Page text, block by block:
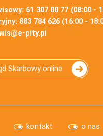
61 307 00 77 (08:00 -
883 784 626 (16:00 -
pity.pl
Skarbowy online
kontakt o nas